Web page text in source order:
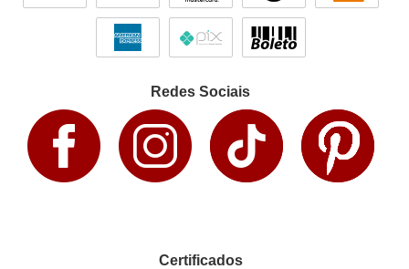
Redes Sociais
Certificados